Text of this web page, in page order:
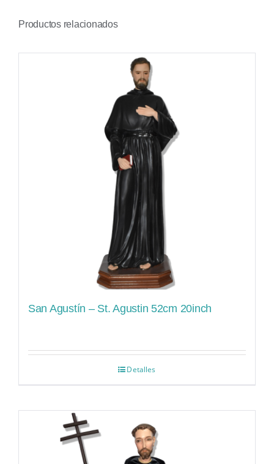
Productos relacionados
San Agustín – St. Agustin 52cm 20inch
Detalles